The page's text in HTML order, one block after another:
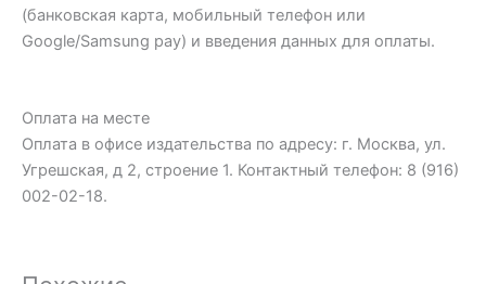
(банковская карта, мобильный телефон или
Google/Samsung pay) и введения данных для оплаты.
Оплата на месте
Оплата в офисе издательства по адресу: г. Москва, ул.
Угрешская, д 2, строение 1. Контактный телефон: 8 (916)
002-02-18.